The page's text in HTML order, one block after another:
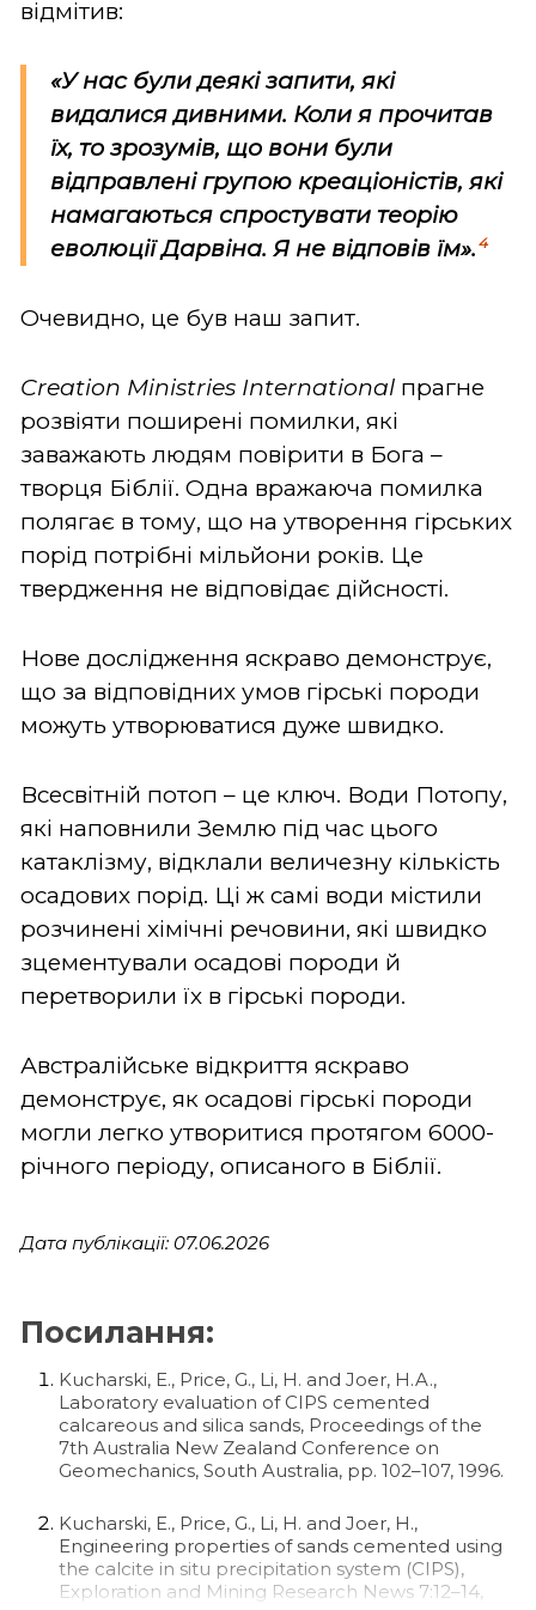
відмітив:
«У нас були деякі запити, які
видалися дивними. Коли я прочитав
їх, то зрозумів, що вони були
відправлені групою креаціоністів, які
намагаються спростувати теорію
еволюції Дарвіна. Я не відповів їм». 4
Очевидно, це був наш запит.
Creation Ministries International прагне
розвіяти поширені помилки, які
заважають людям повірити в Бога –
творця Біблії. Одна вражаюча помилка
полягає в тому, що на утворення гірських
порід потрібні мільйони років. Це
твердження не відповідає дійсності.
Нове дослідження яскраво демонструє,
що за відповідних умов гірські породи
можуть утворюватися дуже швидко.
Всесвітній потоп – це ключ. Води Потопу,
які наповнили Землю під час цього
катаклізму, відклали величезну кількість
осадових порід. Ці ж самі води містили
розчинені хімічні речовини, які швидко
зцементували осадові породи й
перетворили їх в гірські породи.
Австралійське відкриття яскраво
демонструє, як осадові гірські породи
могли легко утворитися протягом 6000-
річного періоду, описаного в Біблії.
Дата публікації: 07.06.2026
Посилання:
Kucharski, E., Price, G., Li, H. and Joer, H.A.,
Laboratory evaluation of CIPS cemented
calcareous and silica sands, Proceedings of the
7th Australia New Zealand Conference on
Geomechanics, South Australia, pp. 102–107, 1996.
Kucharski, E., Price, G., Li, H. and Joer, H.,
Engineering properties of sands cemented using
the calcite in situ precipitation system (CIPS),
Exploration and Mining Research News 7:12–14,